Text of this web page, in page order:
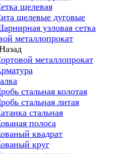
щелевая
щелевые дуговые
узловая сетка
металлопрокат
металлопрокат
стальная колотая
стальная литая
стальная
полоса
квадрат
круг